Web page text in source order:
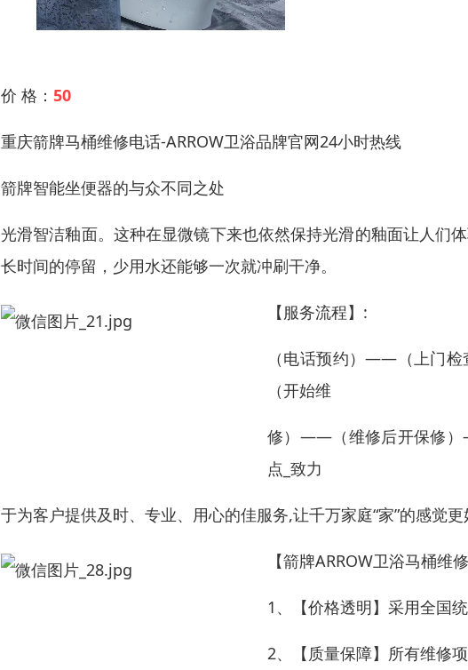
价 格： 50
重庆箭牌马桶维修电话-ARROW卫浴品牌官网24小时热线
箭牌智能坐便器的与众不同之处
光滑智洁釉面。这种在显微镜下来也依然保持光滑的釉面让人们
长时间的停留，少用水还能够一次就冲刷干净。
【服务流程】:
（电话预约）——（上门
（开始维
修）——（维修后开保修
点_致力
于为客户提供及时、专业、用心的佳服务,让千万家庭“家”的感觉更
【箭牌ARROW卫浴马桶维
1、【价格透明】采用全国
2、【质量保障】所有维修